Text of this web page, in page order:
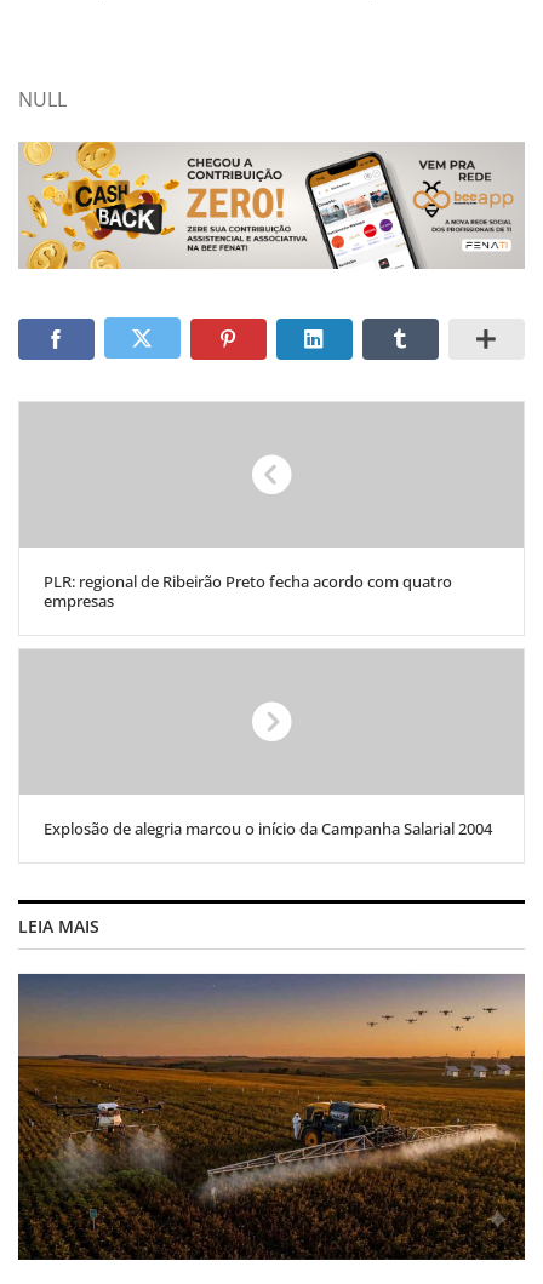
NULL
PLR: regional de Ribeirão Preto fecha acordo com quatro
empresas
Explosão de alegria marcou o início da Campanha Salarial 2004
LEIA MAIS